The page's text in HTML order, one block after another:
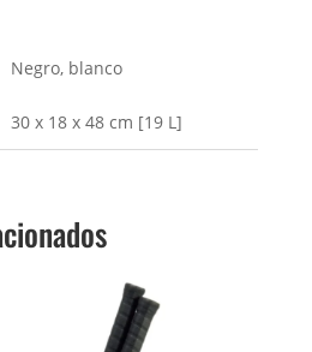
Negro, blanco
30 x 18 x 48 cm [19 L]